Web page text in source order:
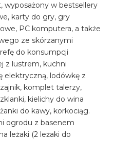
wyposażony w bestsellery
karty do gry, gry
PC komputera, a także
ze skórzanymi
do konsumpcji
z lustrem, kuchni
elektryczną, lodówkę z
komplet talerzy,
kielichy do wina
do kawy, korkociąg.
ogrodu z basenem
leżaki (2 leżaki do